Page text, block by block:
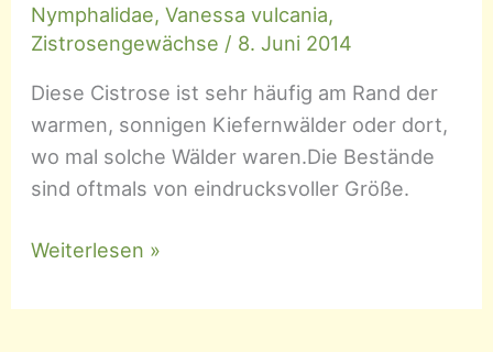
Nymphalidae,Vanessa vulcania,
Zistrosengewächse / 8. Juni 2014
Diese Cistrose ist sehr häufig am Rand der
warmen, sonnigen Kiefernwälder oder dort,
wo mal solche Wälder waren.Die Bestände
sind oftmals von eindrucksvoller Größe.
Cistus
–
Weiterlesen »